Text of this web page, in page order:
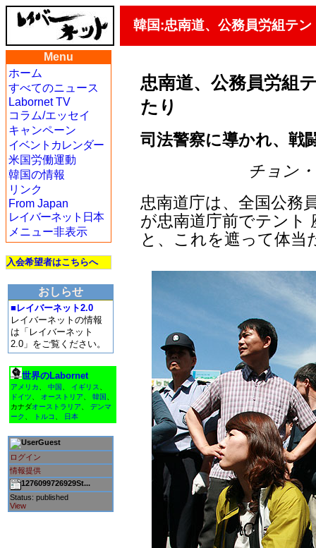
韓国:忠南道、公務員労組テ
Menu
ホーム
すべてのニュース
Labornet TV
コラム/エッセイ
キャンペーン
イベントカレンダー
米国労働運動
韓国の情報
リンク
From Japan
レイバーネット日本
メニュー非表示
入会希望者はこちらへ
おしらせ
■レイバーネット2.0
レイバーネットの情報
は「レイバーネット
2.0」をご覧ください。
世界のLabornet
アメリカ 中国 イギリス
ドイツ
オーストリア 韓国
カナダオーストラリア
デンマ
ーク
トルコ 日本
Guest
ログイン
情報提供
1276099726929St...
Status: published
View
忠南道、公務員労組
たり
司法警察に導かれ、戦
チョン
忠南道庁は、全国公務
が忠南道庁前でテント
と、これを遮って体当